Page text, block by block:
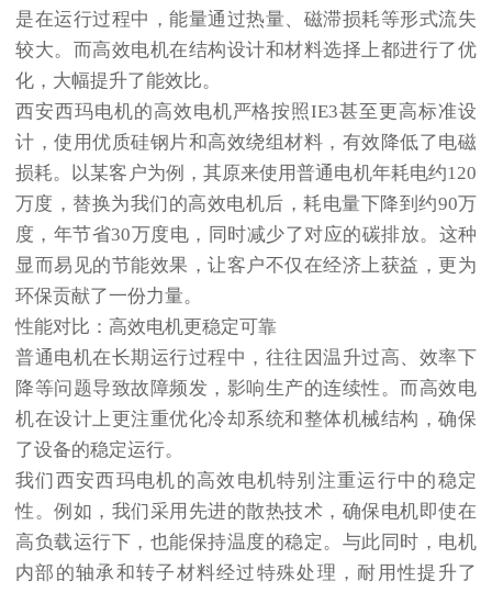
是在运行过程中，能量通过热量、磁滞损耗等形式流失
较大。而高效电机在结构设计和材料选择上都进行了优
化，大幅提升了能效比。
西安西玛电机的高效电机严格按照IE3甚至更高标准设
计，使用优质硅钢片和高效绕组材料，有效降低了电磁
损耗。以某客户为例，其原来使用普通电机年耗电约120
万度，替换为我们的高效电机后，耗电量下降到约90万
度，年节省30万度电，同时减少了对应的碳排放。这种
显而易见的节能效果，让客户不仅在经济上获益，更为
环保贡献了一份力量。
性能对比：高效电机更稳定可靠
普通电机在长期运行过程中，往往因温升过高、效率下
降等问题导致故障频发，影响生产的连续性。而高效电
机在设计上更注重优化冷却系统和整体机械结构，确保
了设备的稳定运行。
我们西安西玛电机的高效电机特别注重运行中的稳定
性。例如，我们采用先进的散热技术，确保电机即使在
高负载运行下，也能保持温度的稳定。与此同时，电机
内部的轴承和转子材料经过特殊处理，耐用性提升了